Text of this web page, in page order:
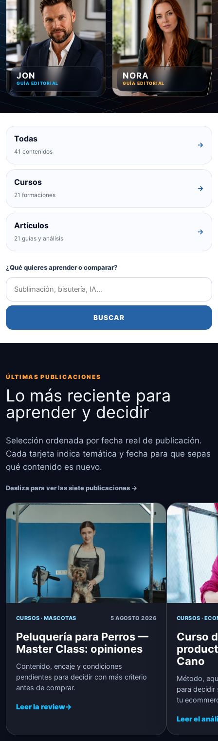
JON
GUÍA EDITORIAL
NORA
GUÍA EDITORIAL
Todas
41 contenidos
→
Cursos
21 formaciones
→
Artículos
21 guías y análisis
→
¿Qué quieres aprender o comparar?
BUSCAR
ÚLTIMAS PUBLICACIONES
Lo más reciente para
aprender y decidir
Selección ordenada por fecha real de publicación.
Cada tarjeta indica temática y fecha para que sepas
qué contenido es nuevo.
Desliza para ver las siete publicaciones →
CURSOS · MASCOTAS 5 AGOSTO 2026
Peluquería para Perros —
Master Class: opiniones
Contenido, encaje y condiciones
pendientes para decidir con más criterio
antes de comprar.
Leer la review→
CURSOS ·
Curso
Cano
Método,
para decidir
tu
Leer el